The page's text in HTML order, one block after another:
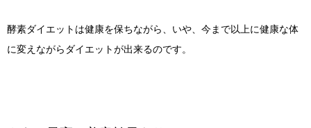
酵素ダイエットは健康を保ちながら、いや、今まで以上に健康な体
に変えながらダイエットが出来るのです。